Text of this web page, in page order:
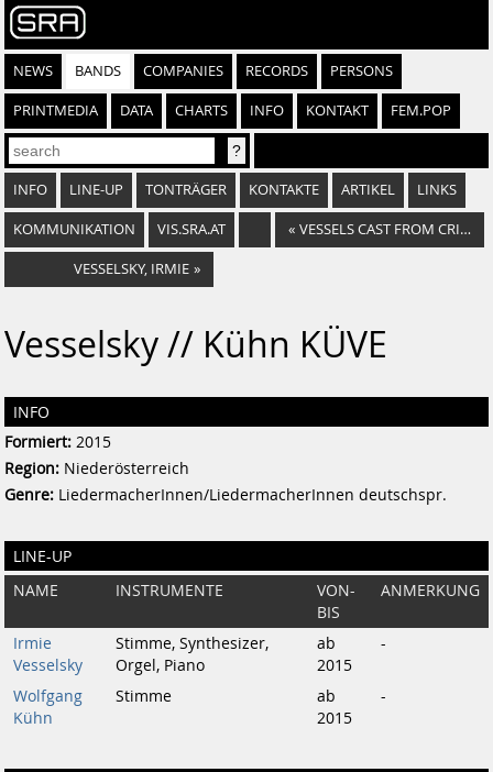
NEWS BANDS COMPANIES RECORDS PERSONS
PRINTMEDIA DATA CHARTS INFO KONTAKT FEM.POP
INFO LINE-UP TONTRÄGER KONTAKTE ARTIKEL LINKS
KOMMUNIKATION VIS.SRA.AT « VESSELS CAST FROM CRIPPLED HANDS
VESSELSKY, IRMIE »
Vesselsky // Kühn KÜVE
INFO
Formiert: 2015
Region: Niederösterreich
Genre: LiedermacherInnen/LiedermacherInnen deutschspr.
LINE-UP
NAME INSTRUMENTE
VON-
BIS
ANMERKUNG
Irmie
Vesselsky
Stimme, Synthesizer,
Orgel, Piano
ab
2015
-
Wolfgang
Kühn
Stimme
ab
2015
-